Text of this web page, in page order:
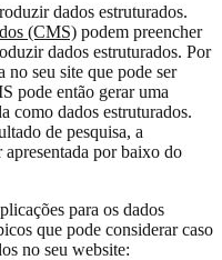
dados estruturados.
(CMS) podem preencher
dados estruturados. Por
no seu site que pode ser
pode então gerar uma
como dados estruturados.
de pesquisa, a
apresentada por baixo do
para os dados
que pode considerar caso
no seu website: